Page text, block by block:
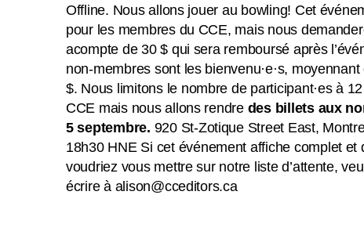
Offline. Nous allons jouer au bowling! Cet
pour les membres du CCE, mais nous
acompte de 30 $ qui sera remboursé après
non-membres sont les bienvenu·e·s,
$. Nous limitons le nombre de participant·es à
CCE mais nous allons rendre des billets aux
5 septembre. 920 St-Zotique Street East,
18h30 HNE Si cet événement affiche complet et
voudriez vous mettre sur notre liste d’attente,
écrire à alison@cceditors.ca